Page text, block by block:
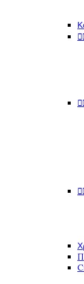


